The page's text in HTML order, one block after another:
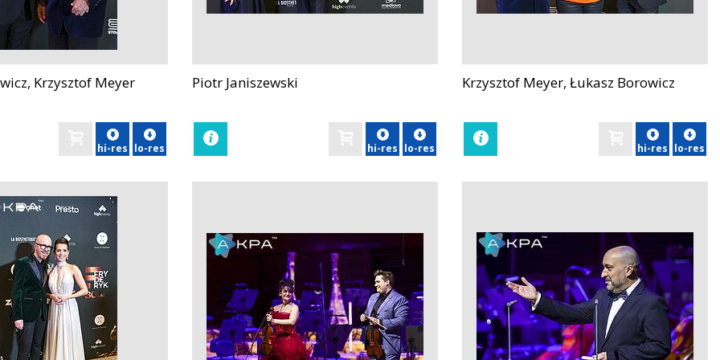
Krzysztof Meyer
hi-res lo-res
zobacz
Piotr Janiszewski
hi-res lo-res
zobacz
Krzysztof Meyer, Łukasz Borowicz
hi-res lo-res